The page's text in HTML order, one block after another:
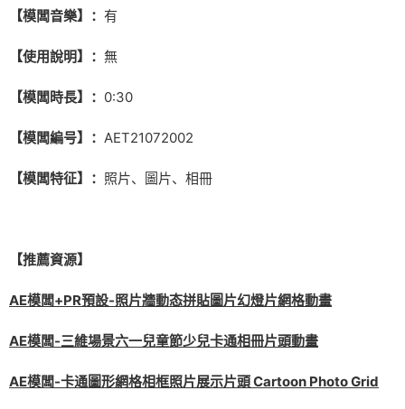
【模闆音樂】： 有
【使用說明】： 無
【模闆時長】： 0:30
【模闆編号】： AET21072002
【模闆特征】： 照片、圖片、相冊
【推薦資源】
AE模闆+PR預設-照片牆動态拼貼圖片幻燈片網格動畫
AE模闆-三維場景六一兒童節少兒卡通相冊片頭動畫
AE模闆-卡通圖形網格相框照片展示片頭 Cartoon Photo Grid